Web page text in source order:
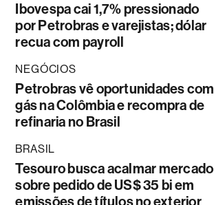
Ibovespa cai 1,7% pressionado
por Petrobras e varejistas; dólar
recua com payroll
NEGÓCIOS
Petrobras vê oportunidades com
gás na Colômbia e recompra de
refinaria no Brasil
BRASIL
Tesouro busca acalmar mercado
sobre pedido de US$ 35 bi em
emissões de títulos no exterior